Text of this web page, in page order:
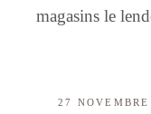
magasins le
27 NOVEMBRE